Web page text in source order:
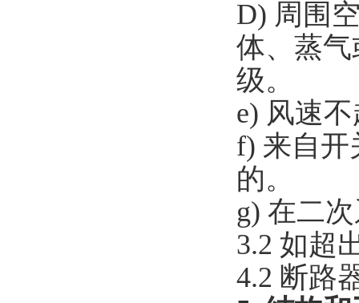
D) 周围
体、蒸
级。
e) 风速
f) 来自开
的。
g) 在二
3.2 如超
4.2 断路